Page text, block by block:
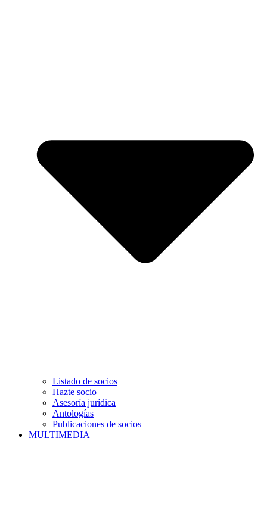
Listado de socios
Hazte socio
Asesoría jurídica
Antologías
Publicaciones de socios
MULTIMEDIA